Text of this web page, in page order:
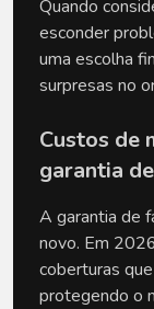
Quando
esconder
uma escolha
surpresas no
Custos de
garantia
A garantia de
novo. Em
coberturas
protegendo o